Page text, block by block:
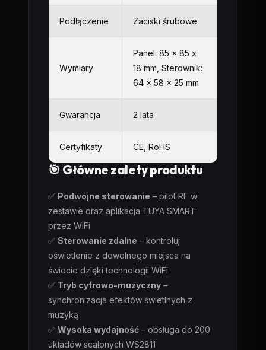
Podłączenie Zaciski śrubowe
Wymiary
Panel: 85 x 85 x
18 mm, Sterownik:
64 x 58 x 25 mm
Gwarancja 2 lata
Certyfikaty CE, RoHS
🎯 Główne zalety produktu
✅ Podwójne sterowanie – pilot RF w
zestawie oraz aplikacja TUYA SMART
przez WiFi
✅ Sterowanie zdalne – kontroluj
oświetlenie z dowolnego miejsca na
świecie dzięki technologii WiFi
✅ Tryb cyfrowo-muzyczny –
synchronizacja efektów świetlnych z
muzyką
✅ Wysoka wydajność – obsługa do 200
układów scalonych WS2811